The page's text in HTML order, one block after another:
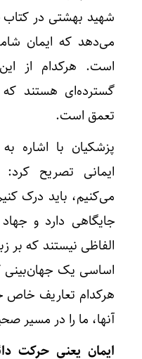
شهید بهشتی در
می‌دهد که ایمان
است. هرکدام از
گسترده‌ای هستند که
تعمق است.
پزشکیان با اشاره
ایمانی تصریح
می‌کنیم، باید درک
جایگاهی دارد و
الفاظی نیستند که بر
اساسی یک
هرکدام تعاریف خاص
آنها، ما را در مسیر
ایمان یعنی حرکت